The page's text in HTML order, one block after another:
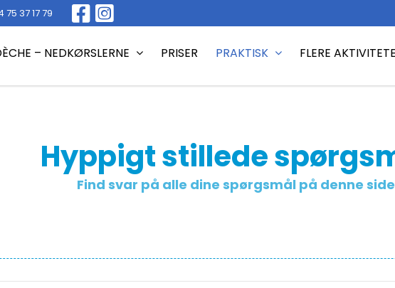
37 17 79
– NEDKØRSLERNE PRISER PRAKTISK FLERE
Hyppigt stillede
Find svar på alle dine spørgsmål på denne side